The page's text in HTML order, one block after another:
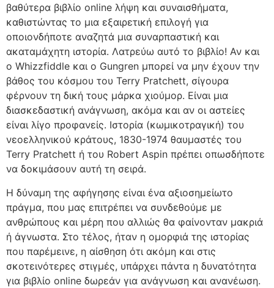
βαθύτερα βιβλίο online λήψη και συναισθήματα,
καθιστώντας το μια εξαιρετική επιλογή για
οποιονδήποτε αναζητά μια συναρπαστική και
ακαταμάχητη ιστορία. Λατρεύω αυτό το βιβλίο! Αν και
ο Whizzfiddle και ο Gungren μπορεί να μην έχουν την
βάθος του κόσμου του Terry Pratchett, σίγουρα
φέρνουν τη δική τους μάρκα χιούμορ. Είναι μια
διασκεδαστική ανάγνωση, ακόμα και αν οι αστείες
είναι λίγο προφανείς. Ιστορία (κωμικοτραγική) του
νεοελληνικού κράτους, 1830-1974 θαυμαστές του
Terry Pratchett ή του Robert Aspin πρέπει οπωσδήποτε
να δοκιμάσουν αυτή τη σειρά.
Η δύναμη της αφήγησης είναι ένα αξιοσημείωτο
πράγμα, που μας επιτρέπει να συνδεθούμε με
ανθρώπους και μέρη που αλλιώς θα φαίνονταν μακριά
ή άγνωστα. Στο τέλος, ήταν η ομορφιά της ιστορίας
που παρέμεινε, η αίσθηση ότι ακόμη και στις
σκοτεινότερες στιγμές, υπάρχει πάντα η δυνατότητα
για βιβλίο online δωρεάν για ανάγνωση και ανανέωση.